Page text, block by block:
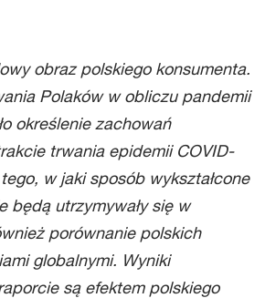
obraz polskiego konsumenta.
Polaków w obliczu pandemii
określenie zachowań
trwania epidemii COVID-
w jaki sposób wykształcone
będą utrzymywały się w
porównanie polskich
globalnymi. Wyniki
są efektem polskiego